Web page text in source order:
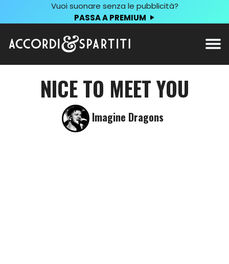
Vuoi suonare senza le pubblicità?
PASSA A PREMIUM
NICE TO MEET YOU
Imagine Dragons